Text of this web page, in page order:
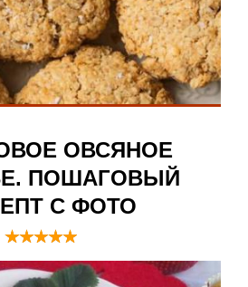
ОВСЯНОЕ
ПОШАГОВЫЙ
С ФОТО